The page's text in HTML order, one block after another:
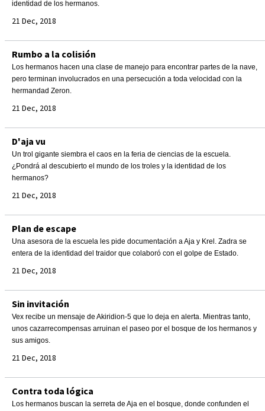
identidad de los hermanos.
21 Dec, 2018
Rumbo a la colisión
Los hermanos hacen una clase de manejo para encontrar partes de la nave,
pero terminan involucrados en una persecución a toda velocidad con la
hermandad Zeron.
21 Dec, 2018
D'aja vu
Un trol gigante siembra el caos en la feria de ciencias de la escuela.
¿Pondrá al descubierto el mundo de los troles y la identidad de los
hermanos?
21 Dec, 2018
Plan de escape
Una asesora de la escuela les pide documentación a Aja y Krel. Zadra se
entera de la identidad del traidor que colaboró con el golpe de Estado.
21 Dec, 2018
Sin invitación
Vex recibe un mensaje de Akiridion-5 que lo deja en alerta. Mientras tanto,
unos cazarrecompensas arruinan el paseo por el bosque de los hermanos y
sus amigos.
21 Dec, 2018
Contra toda lógica
Los hermanos buscan la serreta de Aja en el bosque, donde confunden el